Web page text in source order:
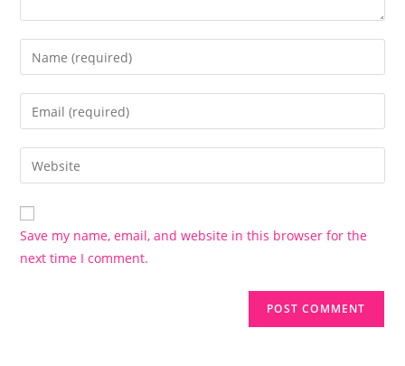
Enter
your
name
comment
Enter
your
email
address
comment
Enter
your
website
URL
(optional)
Save my name, email, and website in this browser for the
next time I comment.